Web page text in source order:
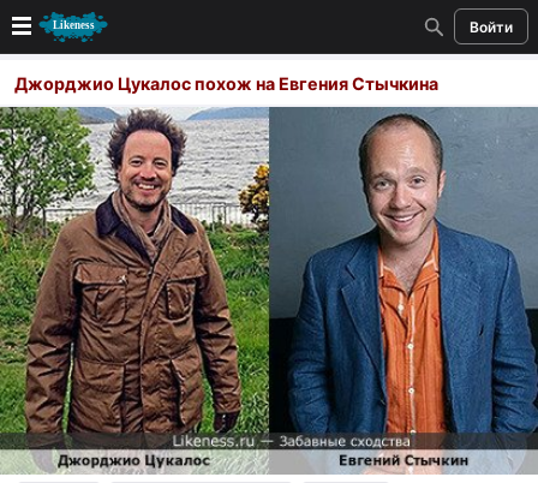
Войти
Новые
Лучшие
Голосование
Кандидаты
Случайное сходство 👍
Создать сходство
Для публикации необходима авторизация
Джорджио Цукалос похож на Евгения Стычкина